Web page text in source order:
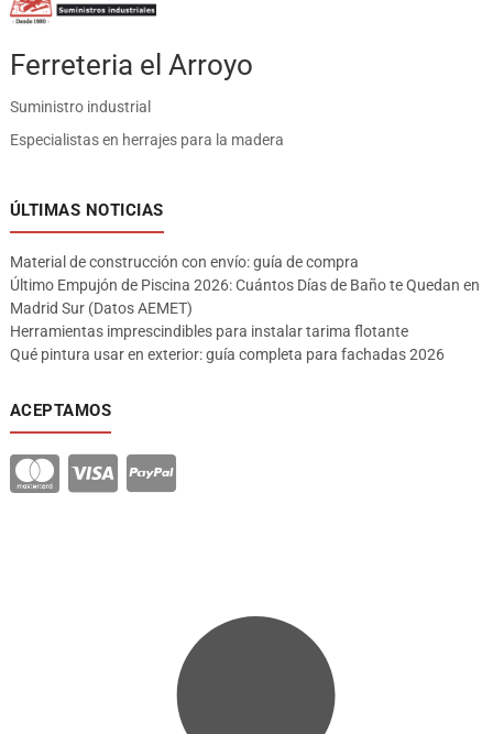
Ferreteria el Arroyo
Suministro industrial
Especialistas en herrajes para la madera
ÚLTIMAS NOTICIAS
Material de construcción con envío: guía de compra
Último Empujón de Piscina 2026: Cuántos Días de Baño te Quedan en
Madrid Sur (Datos AEMET)
Herramientas imprescindibles para instalar tarima flotante
Qué pintura usar en exterior: guía completa para fachadas 2026
ACEPTAMOS